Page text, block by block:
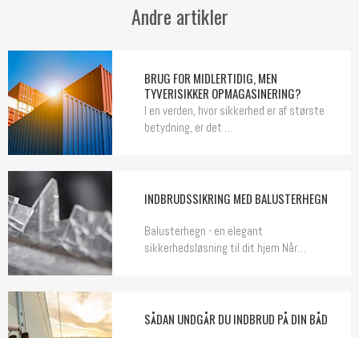
Andre artikler
BRUG FOR MIDLERTIDIG, MEN
TYVERISIKKER OPMAGASINERING?
I en verden, hvor sikkerhed er af største
betydning, er det …
INDBRUDSSIKRING MED BALUSTERHEGN
Balusterhegn - en elegant
sikkerhedsløsning til dit hjem Når…
SÅDAN UNDGÅR DU INDBRUD PÅ DIN BÅD